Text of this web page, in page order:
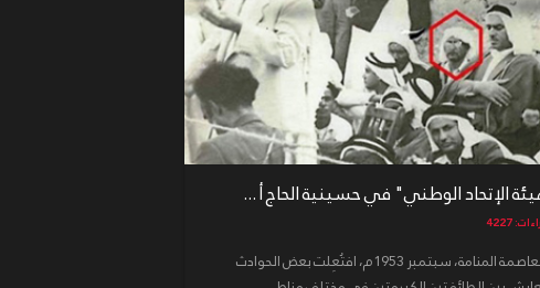
أثناء إحياء موسم عاشوراء في العاصمة المنامة، سبتمبر 1953م، افتُعِلت بعض الحوادث